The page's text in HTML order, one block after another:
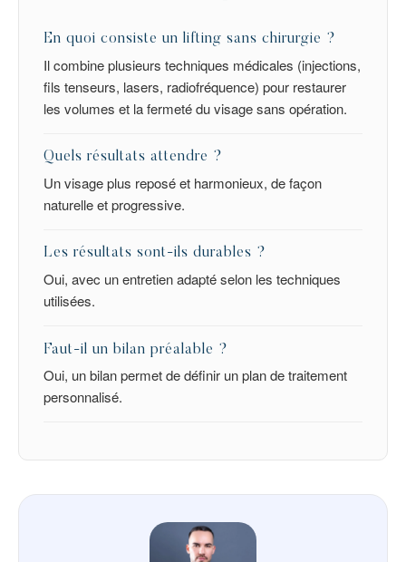
En quoi consiste un lifting sans chirurgie ?
Il combine plusieurs techniques médicales (injections,
fils tenseurs, lasers, radiofréquence) pour restaurer
les volumes et la fermeté du visage sans opération.
Quels résultats attendre ?
Un visage plus reposé et harmonieux, de façon
naturelle et progressive.
Les résultats sont-ils durables ?
Oui, avec un entretien adapté selon les techniques
utilisées.
Faut-il un bilan préalable ?
Oui, un bilan permet de définir un plan de traitement
personnalisé.